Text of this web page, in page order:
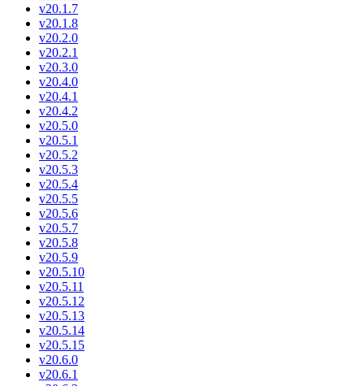
v20.1.7
v20.1.8
v20.2.0
v20.2.1
v20.3.0
v20.4.0
v20.4.1
v20.4.2
v20.5.0
v20.5.1
v20.5.2
v20.5.3
v20.5.4
v20.5.5
v20.5.6
v20.5.7
v20.5.8
v20.5.9
v20.5.10
v20.5.11
v20.5.12
v20.5.13
v20.5.14
v20.5.15
v20.6.0
v20.6.1